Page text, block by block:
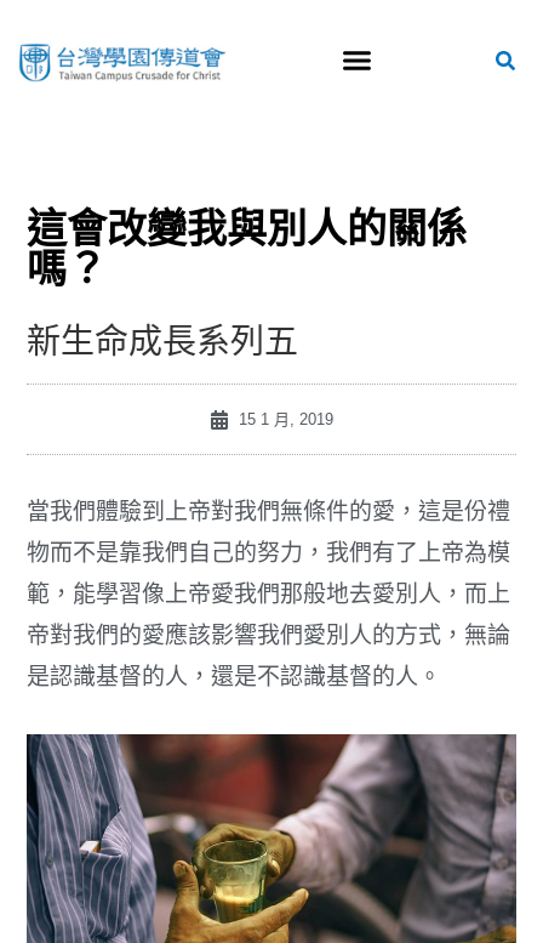
這會改變我與別人的關係
嗎？
新生命成長系列五
15 1 月, 2019
當我們體驗到上帝對我們無條件的愛，這是份禮
物而不是靠我們自己的努力，我們有了上帝為模
範，能學習像上帝愛我們那般地去愛別人，而上
帝對我們的愛應該影響我們愛別人的方式，無論
是認識基督的人，還是不認識基督的人。